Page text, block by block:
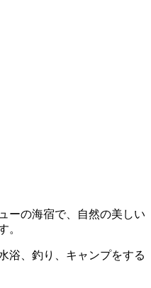
ーの海宿で、自然の美しい
。
浴、釣り、キャンプをする